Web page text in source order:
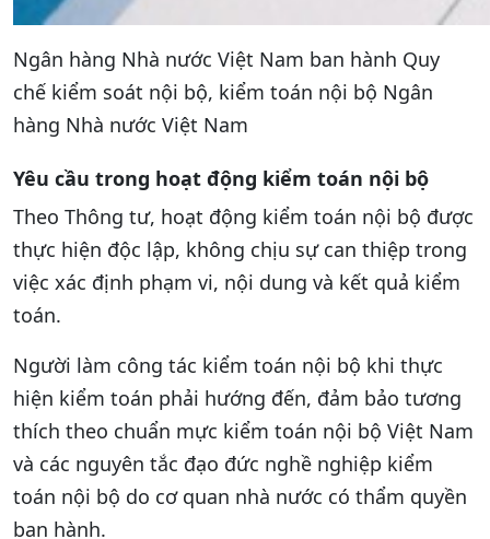
Ngân hàng Nhà nước Việt Nam ban hành Quy
chế kiểm soát nội bộ, kiểm toán nội bộ Ngân
hàng Nhà nước Việt Nam
Yêu cầu trong hoạt động kiểm toán nội bộ
Theo Thông tư, hoạt động kiểm toán nội bộ được
thực hiện độc lập, không chịu sự can thiệp trong
việc xác định phạm vi, nội dung và kết quả kiểm
toán.
Người làm công tác kiểm toán nội bộ khi thực
hiện kiểm toán phải hướng đến, đảm bảo tương
thích theo chuẩn mực kiểm toán nội bộ Việt Nam
và các nguyên tắc đạo đức nghề nghiệp kiểm
toán nội bộ do cơ quan nhà nước có thẩm quyền
ban hành.